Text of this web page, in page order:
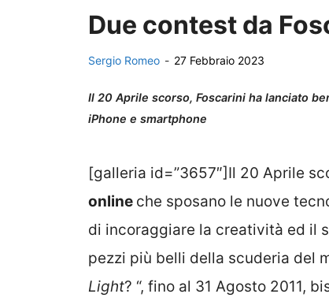
Due contest da
Sergio Romeo - 27 Febbraio 2023
Il 20 Aprile scorso, Foscarini ha lanciato
iPhone e smartphone
[galleria id=”3657″]Il 20 Aprile
online che sposano le nuove
di incoraggiare la creatività ed il
pezzi più belli della scuderia del
Light? “, fino al 31 Agosto 2011,